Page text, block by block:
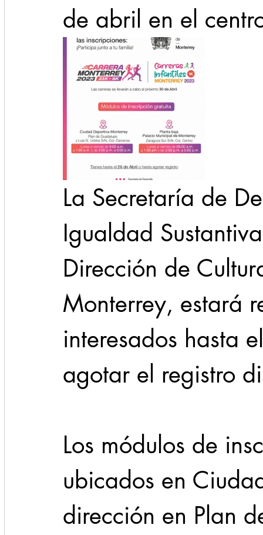
de abril en el
La Secretaría de
Igualdad
Dirección de
Monterrey, estará
interesados hasta
agotar el registro
Los módulos de
ubicados en
dirección en Plan